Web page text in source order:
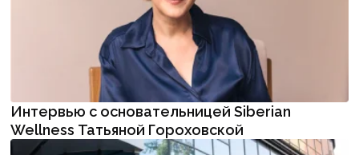
Интервью с основательницей Siberian
Wellness Татьяной Гороховской